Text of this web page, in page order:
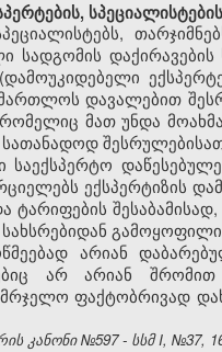
სადგომის
(დამოუკიდებელი
დავალებით
მათ უნდა
სათანადოდ
საექსპერტო
ექსპერტიზის
ტარიფების
სახსრებიდან
არიან
არ არიან შრომით
ფაქტობრივად
კანონი №597 - სსმ I, №37,